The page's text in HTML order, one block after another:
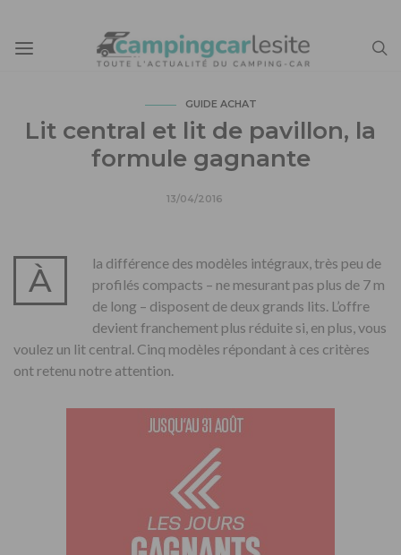
GUIDE ACHAT
Lit central et lit de pavillon, la
formule gagnante
13/04/2016
À
la différence des modèles intégraux, très peu de
profilés compacts – ne mesurant pas plus de 7 m
de long – disposent de deux grands lits. L’offre
devient franchement plus réduite si, en plus, vous
voulez un lit central. Cinq modèles répondant à ces critères
ont retenu notre attention.